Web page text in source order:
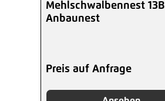
Mehlschwalbennest 13B
Anbaunest
Preis auf Anfrage